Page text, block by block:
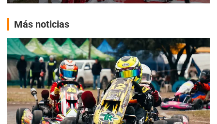
Más noticias